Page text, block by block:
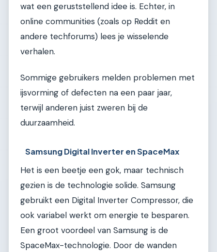
wat een geruststellend idee is. Echter, in
online communities (zoals op Reddit en
andere techforums) lees je wisselende
verhalen.
Sommige gebruikers melden problemen met
ijsvorming of defecten na een paar jaar,
terwijl anderen juist zweren bij de
duurzaamheid.
Samsung Digital Inverter en SpaceMax
Het is een beetje een gok, maar technisch
gezien is de technologie solide. Samsung
gebruikt een Digital Inverter Compressor, die
ook variabel werkt om energie te besparen.
Een groot voordeel van Samsung is de
SpaceMax-technologie. Door de wanden